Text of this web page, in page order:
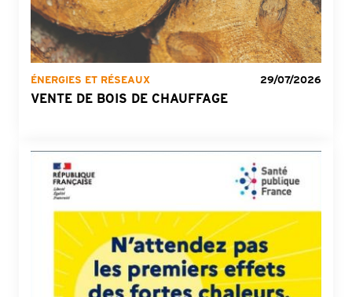
ÉNERGIES ET RÉSEAUX 29/07/2026
VENTE DE BOIS DE CHAUFFAGE